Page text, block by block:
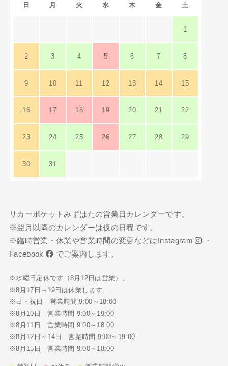
日 月 火 水 木 金 土
1
2 3 4 5 6 7 8
9 10 11 12 13 14 15
16 17 18 19 20 21 22
23 24 25 26 27 28 29
30 31
リカーポケットみずはたの営業日カレンダーです。
※翌月以降のカレンダーは仮の日程です。
※臨時営業・休業や営業時間の変更などはInstagram
・
Facebook
でご案内します。
※水曜日定休です（8月12日は営業）。
※8月17日～19日は休業します。
※日・祝日 営業時間 9:00～18:00
※8月10日 営業時間 9:00～19:00
※8月11日 営業時間 9:00～18:00
※8月12日～14日 営業時間 9:00～19:00
※8月15日 営業時間 9:00～18:00